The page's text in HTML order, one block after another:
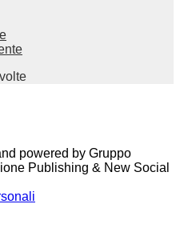
volte
powered by Gruppo
Publishing & New Social